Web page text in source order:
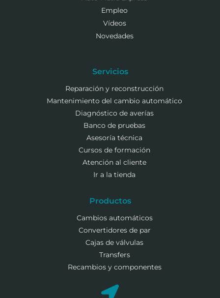
Empleo
Vídeos
Novedades
Servicios
Reparación y reconstrucción
Mantenimiento del cambio automático
Diagnóstico de averías
Banco de pruebas
Asesoría técnica
Cursos de formación
Atención al cliente
Ir a la tienda
Productos
Cambios automáticos
Convertidores de par
Cajas de válvulas
Transfers
Recambios y componentes